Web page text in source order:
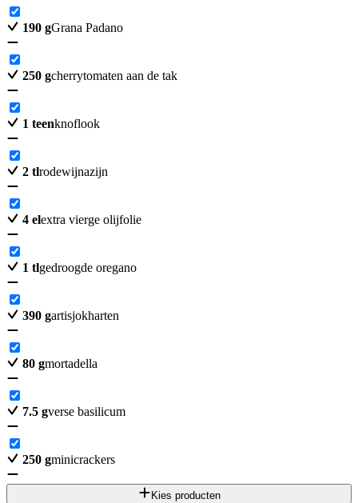
190 gGrana Padano
250 gcherrytomaten aan de tak
1 teenknoflook
2 tlrodewijnazijn
4 elextra vierge olijfolie
1 tlgedroogde oregano
390 gartisjokharten
80 gmortadella
7.5 gverse basilicum
250 gminicrackers
Kies producten